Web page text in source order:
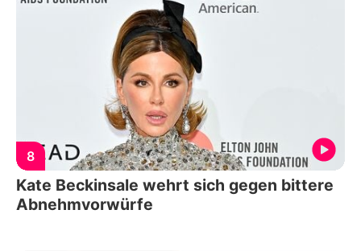
8
Kate Beckinsale wehrt sich gegen bittere
Abnehmvorwürfe